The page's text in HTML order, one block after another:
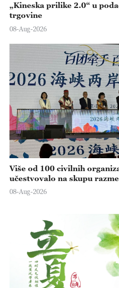
„Kineska prilike 2.0“ u
trgovine
08-Aug-2026
Više od 100 civilnih
učestvovalo na skupu
08-Aug-2026